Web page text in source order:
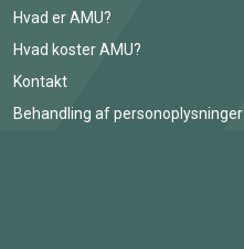
Hvad er AMU?
Hvad koster AMU?
Kontakt
Behandling af personoplysninger